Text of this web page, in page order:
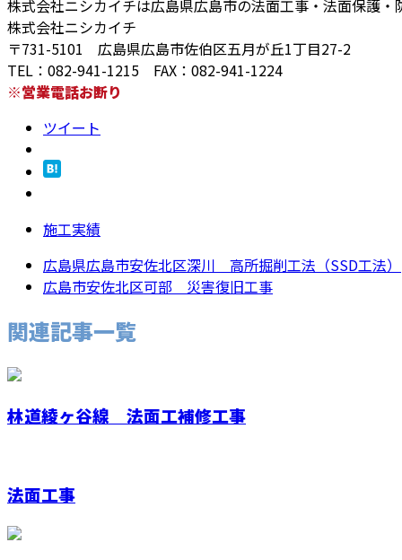
株式会社ニシカイチは広島県広島市の法面工事・法面保護・
株式会社ニシカイチ
〒731-5101 広島県広島市佐伯区五月が丘1丁目27-2
TEL：082-941-1215 FAX：082-941-1224
※営業電話お断り
ツイート
施工実績
広島県広島市安佐北区深川 高所掘削工法（SSD工法）
広島市安佐北区可部 災害復旧工事
関連記事一覧
林道綾ヶ谷線 法面工補修工事
法面工事